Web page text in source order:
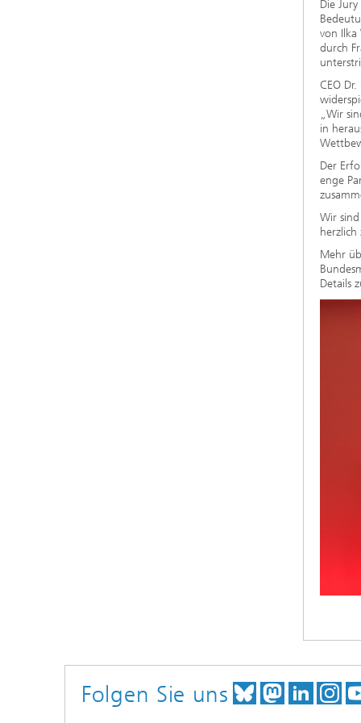
Die
von Ilka
durch
CEO
„Wir
in
Der
enge
Wir
herzlich
Mehr
Details
Folgen Sie uns TREFFEN
TREFFEN